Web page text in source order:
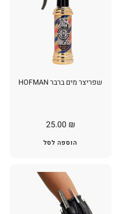
שפריצר מים ברבר HOFMAN
25.00 ₪
הוספה לסל